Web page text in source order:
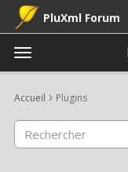
PluXml Forum
t
g
e
Catégories
Connexion
Accueil › Plugins